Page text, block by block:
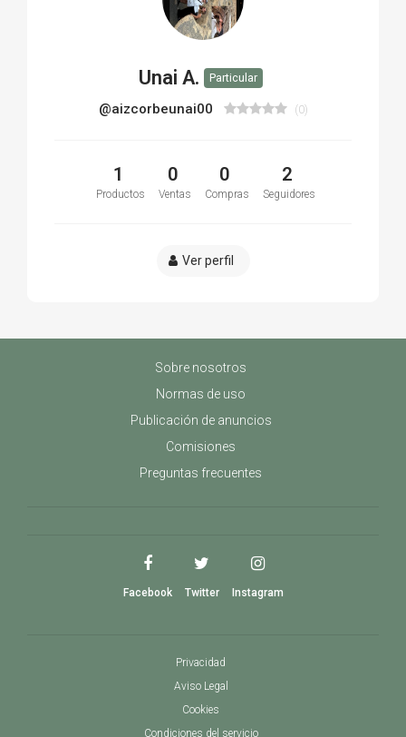
Unai A. Particular
@aizcorbeunai00 (0)
1
Productos
0
Ventas
0
Compras
2
Seguidores
Ver perfil
Sobre nosotros
Normas de uso
Publicación de anuncios
Comisiones
Preguntas frecuentes
Facebook Twitter Instagram
Privacidad
Aviso Legal
Cookies
Condiciones del servicio